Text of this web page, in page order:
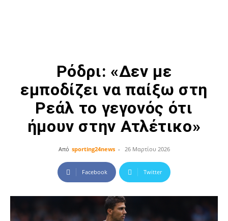
Ρόδρι: «Δεν με
εμποδίζει να παίξω στη
Ρεάλ το γεγονός ότι
ήμουν στην Ατλέτικο»
Από sporting24news - 26 Μαρτίου 2026
Facebook Twitter